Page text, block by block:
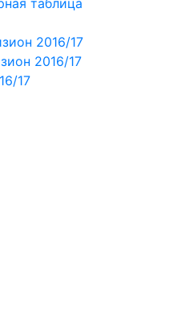
таблица
2016/17
2016/17
17